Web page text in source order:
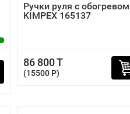
Ручки руля с обогревом
KIMPEX 165137
86 800 T
(15500 P)